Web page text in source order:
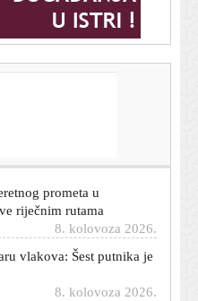
korpusa: 'Sjećanje čuvati
riječnim rutama
8. kolovoza 2026.